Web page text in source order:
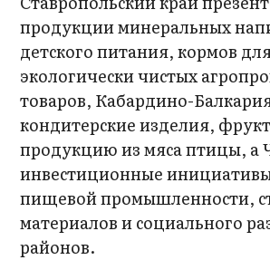
продукции минеральных
детского питания, кормов
экологически чистых
товаров, Кабардино-
кондитерские изделия,
продукцию из мяса птицы, а
инвестиционные
пищевой промышленности,
материалов и социального
районов.